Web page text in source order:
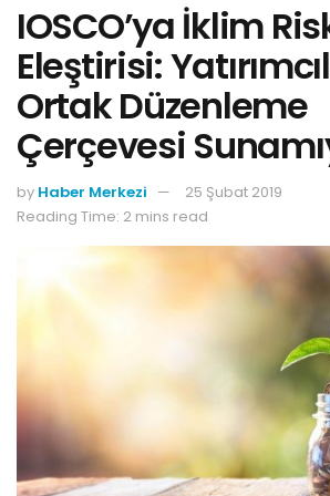
IOSCO’ya İklim
Eleştirisi:
Ortak Düzenleme
Çerçevesi
by Haber Merkezi
25 Şubat 2019
Reading Time: 2 mins read